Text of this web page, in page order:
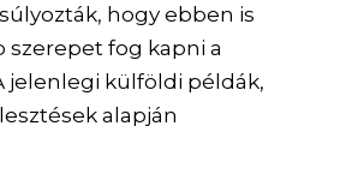
hogy ebben is
szerepet fog kapni a
jelenlegi külföldi példák,
alapján